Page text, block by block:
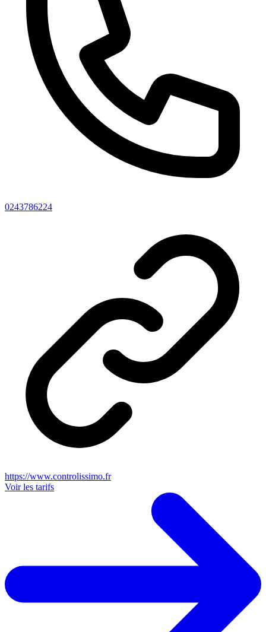
0243786224
https://www.controlissimo.fr
Voir les tarifs